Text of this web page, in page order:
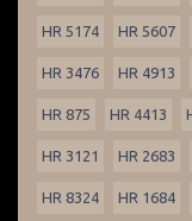
HR 5174 HR 5607
HR 3476 HR 4913
HR 875 HR 4413
HR 3121 HR 2683
HR 8324 HR 1684